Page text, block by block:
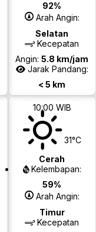
92%
Arah Angin:
Selatan
Kecepatan
Angin:5.8 km/jam
Jarak Pandang:
< 5 km
10:00 WIB
31°C
Cerah
Kelembapan:
59%
Arah Angin:
Timur
Kecepatan